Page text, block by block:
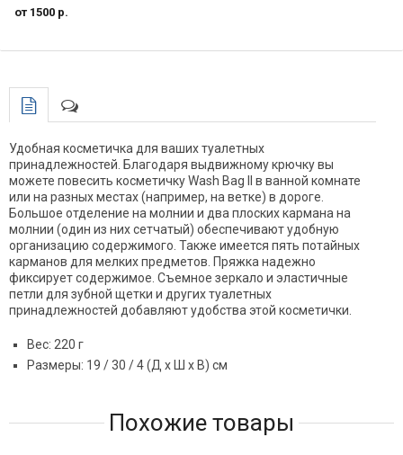
от 1500 р.
Удобная косметичка для ваших туалетных
принадлежностей. Благодаря выдвижному крючку вы
можете повесить косметичку Wash Bag II в ванной комнате
или на разных местах (например, на ветке) в дороге.
Большое отделение на молнии и два плоских кармана на
молнии (один из них сетчатый) обеспечивают удобную
организацию содержимого. Также имеется пять потайных
карманов для мелких предметов. Пряжка надежно
фиксирует содержимое. Съемное зеркало и эластичные
петли для зубной щетки и других туалетных
принадлежностей добавляют удобства этой косметички.
Вес: 220 г
Размеры: 19 / 30 / 4 (Д x Ш x В) см
Похожие товары